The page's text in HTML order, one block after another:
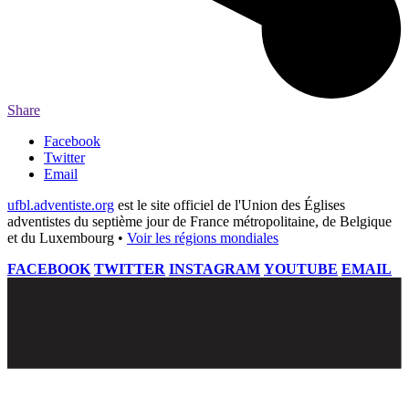
Share
Facebook
Twitter
Email
ufbl.adventiste.org est le site officiel de l'Union des Églises
adventistes du septième jour de France métropolitaine, de Belgique
et du Luxembourg • Voir les régions mondiales
FACEBOOK TWITTER INSTAGRAM YOUTUBE EMAIL